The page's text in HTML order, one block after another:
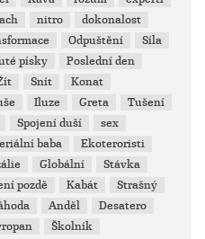
nitro
dokonalost
Odpuštění
Síla
písky
Poslední den
Snít
Konat
Iluze Greta
Tušení
Spojení duší
sex
baba
Ekoteroristi
Globální
Stávka
pozdě Kabát
Strašný
Anděl
Desatero
Školník